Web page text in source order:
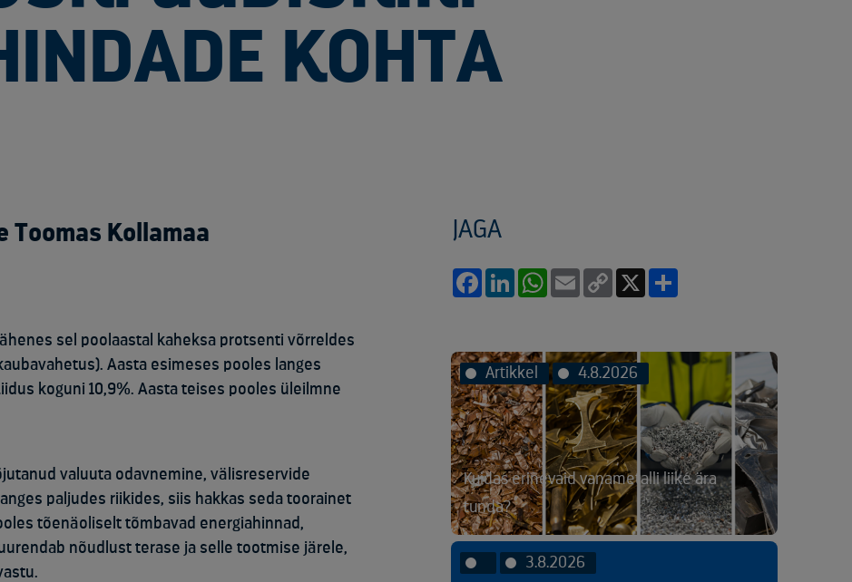
KOHTA
Toomas Kollamaa
sel poolaastal kaheksa protsenti võrreldes
Aasta esimeses pooles langes
koguni 10,9%. Aasta teises pooles üleilmne
valuuta odavnemine, välisreservide
paljudes riikides, siis hakkas seda toorainet
tõenäoliselt tõmbavad energiahinnad,
nõudlust terase ja selle tootmise järele,
JAGA
FacebookLinkedInWhatsApp
Email
Copy
Artikkel 4.8.2026
Kuidas erinevaid vanametalli liike ära
tunda?
3.8.2026